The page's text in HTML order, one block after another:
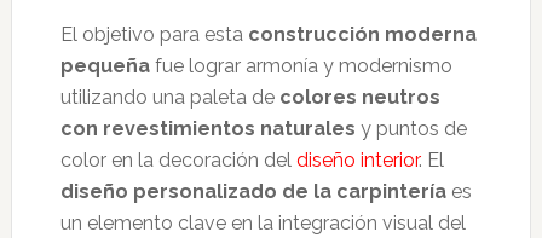
El objetivo para esta construcción moderna
pequeñafue lograr armonía y modernismo
utilizando una paleta de colores neutros
con revestimientos naturales y puntos de
color en la decoración del diseño interior. El
diseño personalizado de la carpinteríaes
un elemento clave en la integración visual del